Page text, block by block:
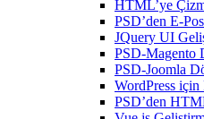
HTML’ye
PSD’den E-
JQuery UI
PSD-Magento
PSD-Joomla
WordPress için
PSD’den